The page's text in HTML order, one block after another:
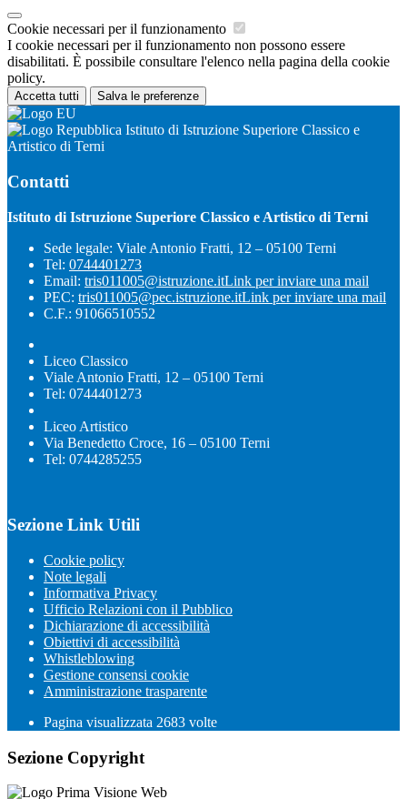
Cookie necessari per il funzionamento
I cookie necessari per il funzionamento non possono essere
disabilitati. È possibile consultare l'elenco nella pagina della cookie
policy.
Accetta tutti Salva le preferenze
Istituto di Istruzione Superiore Classico e
Artistico di Terni
Contatti
Istituto di Istruzione Superiore Classico e Artistico di Terni
Sede legale: Viale Antonio Fratti, 12 – 05100 Terni
Tel: 0744401273
Email: tris011005@istruzione.itLink per inviare una mail
PEC: tris011005@pec.istruzione.itLink per inviare una mail
C.F.: 91066510552
Liceo Classico
Viale Antonio Fratti, 12 – 05100 Terni
Tel: 0744401273
Liceo Artistico
Via Benedetto Croce, 16 – 05100 Terni
Tel: 0744285255
Sezione Link Utili
Cookie policy
Note legali
Informativa Privacy
Ufficio Relazioni con il Pubblico
Dichiarazione di accessibilità
Obiettivi di accessibilità
Whistleblowing
Gestione consensi cookie
Amministrazione trasparente
Pagina visualizzata 2683 volte
Sezione Copyright